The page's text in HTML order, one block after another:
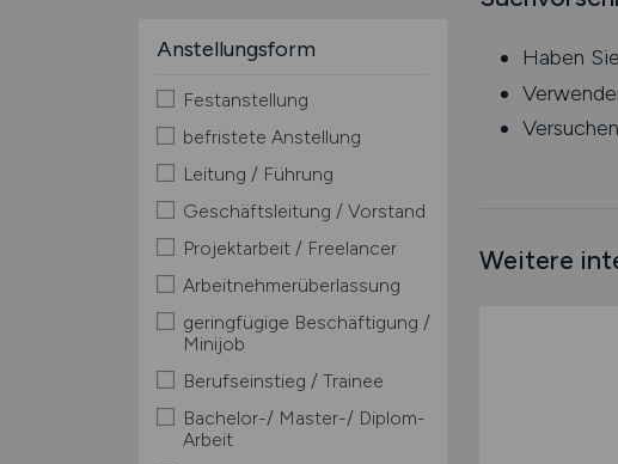
Anstellungsform
Festanstellung
befristete Anstellung
Leitung / Führung
Geschäftsleitung / Vorstand
Projektarbeit / Freelancer
Arbeitnehmerüberlassung
geringfügige Beschäftigung /
Minijob
Berufseinstieg / Trainee
Bachelor-/ Master-/ Diplom-
Arbeit
Haben
Weitere